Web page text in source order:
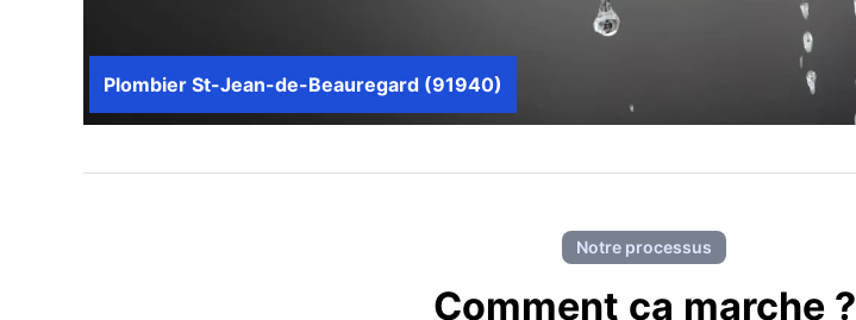
Plombier St-Jean-de-Beauregard (91940)
Notre processus
Comment ca marche ?